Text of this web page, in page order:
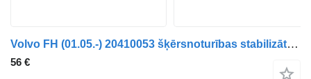
Volvo FH (01.05.-) 20410053 šķērsnoturības stabilizātors paredzēts Volvo FH12, FH16, NH12, FH, VNL780 (1993-2014) kravas automašīnas
56 €